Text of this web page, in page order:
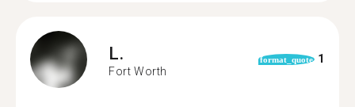
L.
Fort Worth
format_quote 1